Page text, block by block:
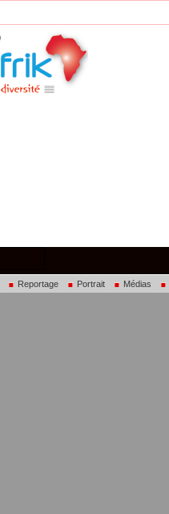
Reportage Portrait Médias